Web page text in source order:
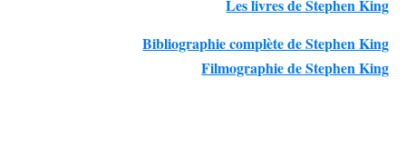
Les livres de Stephen King
Bibliographie complète de Stephen King
Filmographie de Stephen King